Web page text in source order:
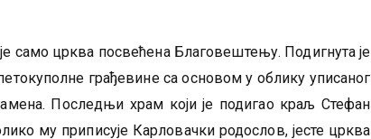
само црква посвећена Благовештењу. Подигнута је
грађевине са основом у облику уписаног
Последњи храм који је подигао краљ Стефан
му приписује Карловачки родослов, јесте црква